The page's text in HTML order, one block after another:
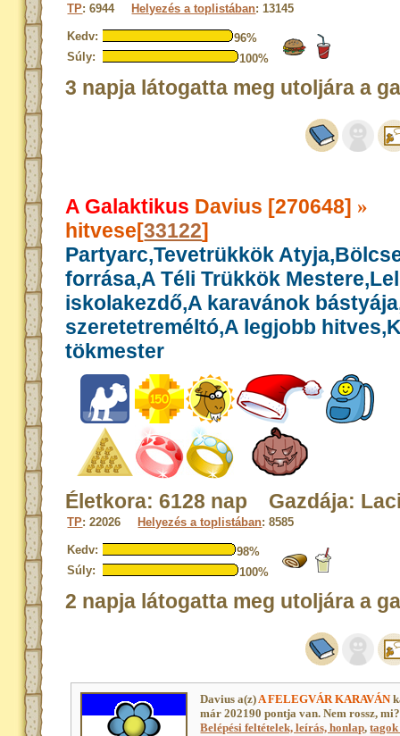
TP: 6944 Helyezés a toplistában: 13145
Kedv:
96%
Súly:
100%
3 napja látogatta meg utoljára a
A Galaktikus Davius [270648] »
hitvese[33122]
Partyarc,Tevetrükkök
forrása,A Téli Trükkök
iskolakezdő,A karavánok
szeretetreméltó,A legjobb
tökmester
Életkora: 6128 nap Gazdája:
TP: 22026 Helyezés a toplistában: 8585
Kedv:
98%
Súly:
100%
2 napja látogatta meg utoljára a
Davius a(z)A FELEGVÁR KARAVÁN
már 202190 pontja van. Nem rossz, mi?
Belépési feltételek, leírás, honlap,